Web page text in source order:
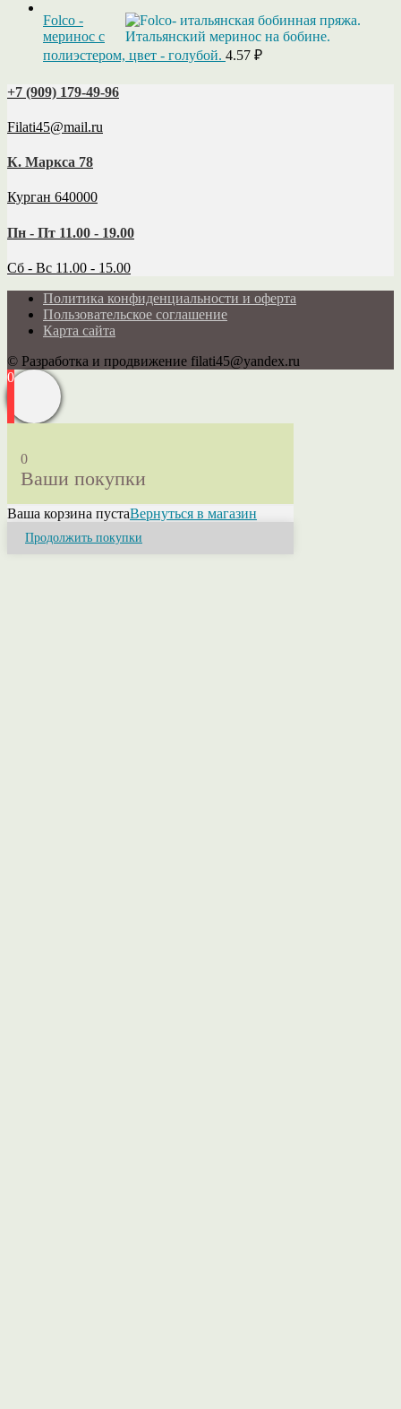
Folco -
меринос с
полиэстером, цвет - голубой. 4.57 ₽
+7 (909) 179‑49-96
Filati45@mail.ru
К. Маркса 78
Курган 640000
Пн - Пт 11.00 - 19.00
Сб - Вс 11.00 - 15.00
Политика конфиденциальности и оферта
Пользовательское соглашение
Карта сайта
© Разработка и продвижение filati45@yandex.ru
0
0
Ваши покупки
Ваша корзина пустаВернуться в магазин
Продолжить покупки